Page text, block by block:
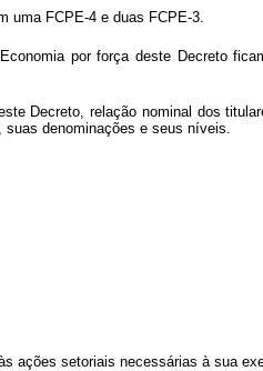
uma FCPE-4 e duas FCPE-3.
por força deste Decreto
Decreto, relação nominal dos
denominações e seus níveis.
ações setoriais necessárias à sua